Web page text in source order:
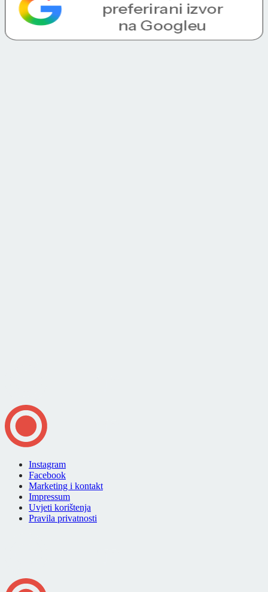
Instagram
Facebook
Marketing i kontakt
Impressum
Uvjeti korištenja
Pravila privatnosti